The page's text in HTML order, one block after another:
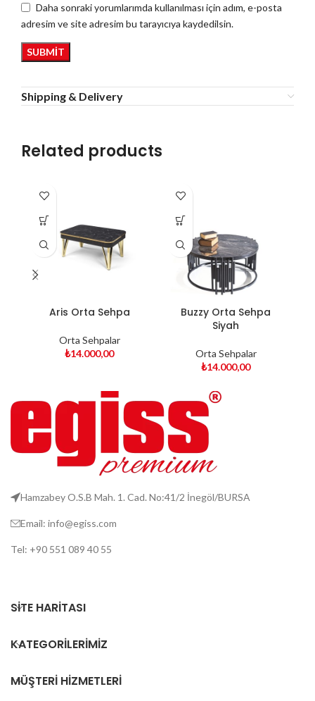
Daha sonraki yorumlarımda kullanılması için adım, e-posta
adresim ve site adresim bu tarayıcıya kaydedilsin.
Shipping & Delivery
Related products
Aris Orta Sehpa
Orta Sehpalar
₺14.000,00
Buzzy Orta Sehpa
Siyah
Orta Sehpalar
₺14.000,00
Hamzabey O.S.B Mah. 1. Cad. No:41/2 İnegöl/BURSA
Email: info@egiss.com
Tel: +90 551 089 40 55
SITE HARITASI
KATEGORILERIMIZ
MÜŞTERI HIZMETLERI